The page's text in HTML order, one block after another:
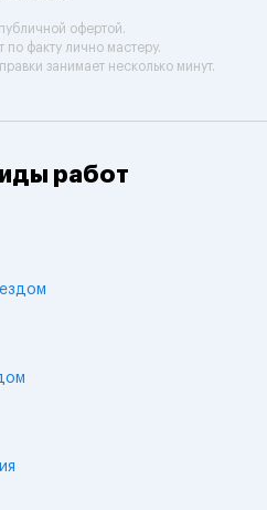
офертой.
по факту лично мастеру.
занимает несколько минут.
работ